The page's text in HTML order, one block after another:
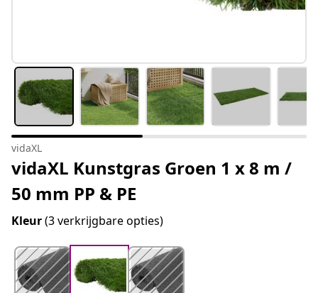
vidaXL
vidaXL Kunstgras Groen 1 x 8 m /
50 mm PP & PE
Kleur(3 verkrijgbare opties)